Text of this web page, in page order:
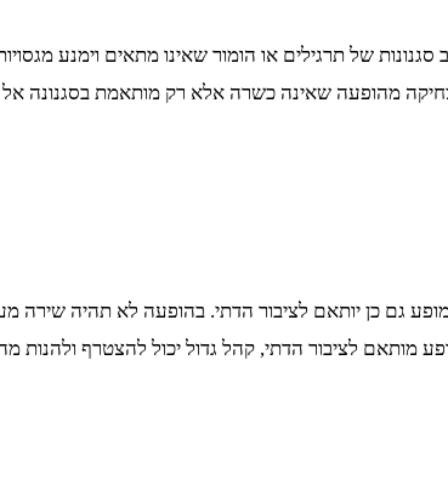
של תרגילים או הומור שאינו מתאים וימנע
מהופעה שאינה כשרה אלא רק מותאמת בסגנונה אל
כן יותאם לציבור הדתי. בהופעה לא תהיה שירה
מותאם לציבור הדתי, קהל גדול יכול להצטרף ולהנות